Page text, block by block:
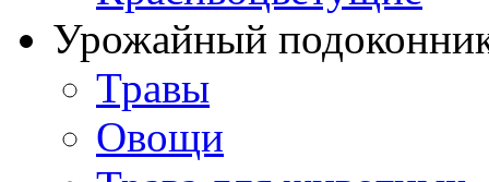
Урожайный
Травы
Овощи